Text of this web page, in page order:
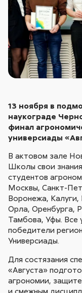
13 ноября в
наукограде
финал
универсиады
В актовом зале
Школы свои
студентов
Москвы, Санкт-
Воронежа, Калуги,
Орла, Оренбурга,
Тамбова, Уфы. Все
победители
Универсиады.
Для состязания
«Августа»
агрономии,
и смежным